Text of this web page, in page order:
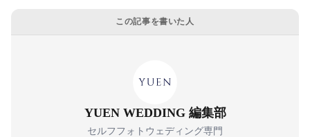
この記事を書いた人
YUEN WEDDING 編集部
セルフフォトウェディング専門